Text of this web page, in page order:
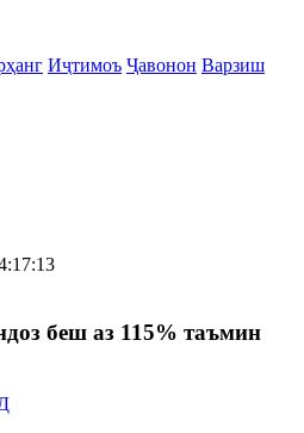
Иҷтимоъ Ҷавонон Варзиш
беш аз 115% таъмин